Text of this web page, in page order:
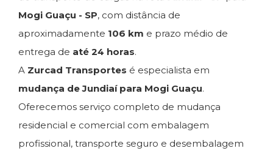
Mogi Guaçu - SP, com distância de
aproximadamente 106 km e prazo médio de
entrega de até 24 horas.
A Zurcad Transportes é especialista em
mudança de Jundiaí para Mogi Guaçu.
Oferecemos serviço completo de mudança
residencial e comercial com embalagem
profissional, transporte seguro e desembalagem